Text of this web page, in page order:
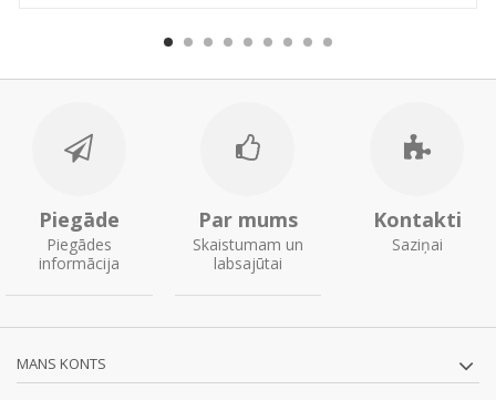
Piegāde
Piegādes
informācija
Par mums
Skaistumam un
labsajūtai
Kontakti
Saziņai
MANS KONTS